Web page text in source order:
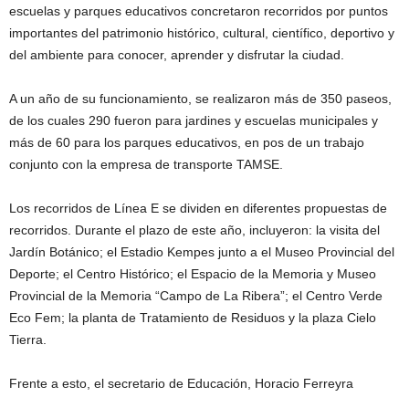
escuelas y parques educativos concretaron recorridos por puntos
importantes del patrimonio histórico, cultural, científico, deportivo y
del ambiente para conocer, aprender y disfrutar la ciudad.
A un año de su funcionamiento, se realizaron más de 350 paseos,
de los cuales 290 fueron para jardines y escuelas municipales y
más de 60 para los parques educativos, en pos de un trabajo
conjunto con la empresa de transporte TAMSE.
Los recorridos de Línea E se dividen en diferentes propuestas de
recorridos. Durante el plazo de este año, incluyeron: la visita del
Jardín Botánico; el Estadio Kempes junto a el Museo Provincial del
Deporte; el Centro Histórico; el Espacio de la Memoria y Museo
Provincial de la Memoria “Campo de La Ribera”; el Centro Verde
Eco Fem; la planta de Tratamiento de Residuos y la plaza Cielo
Tierra.
Frente a esto, el secretario de Educación, Horacio Ferreyra